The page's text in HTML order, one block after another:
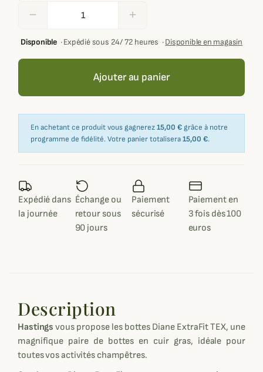
remove add
Disponible·Expédié sous 24/ 72 heures ·Disponible en magasin
Ajouter au panier
En achetant ce produit vous gagnerez15,00 € grâce à notre
programme de fidélité. Votre panier totalisera15,00 €.
Expédié dans
la journée
Échange ou
retour sous
90 jours
Paiement
sécurisé
Paiement en
3 fois dès 100
euros
Description
Hastingsvous propose les bottes Diane ExtraFit TEX, une
magnifique paire de bottes en cuir gras, idéale pour
toutes vos activités champêtres.